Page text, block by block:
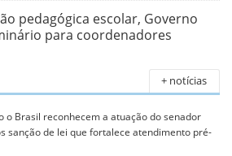
pedagógica escolar, Governo
para coordenadores
+ notícias
o Brasil reconhecem a atuação do senador
sanção de lei que fortalece atendimento pré-